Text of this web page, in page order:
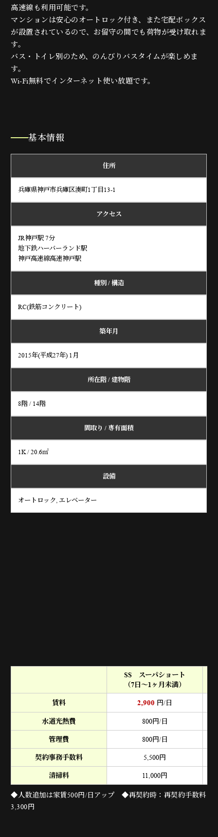
高速線も利用可能です。
マンションは安心のオートロック付き、また宅配ボックス
が設置されているので、お留守の間でも荷物が受け取れま
す。
バス・トイレ別のため、のんびりバスタイムが楽しめま
す。
Wi-Fi無料でインターネット使い放題です。
基本情報
住所
兵庫県神戸市兵庫区湊町1丁目13-1
アクセス
JR神戸駅 7分
地下鉄ハーバーランド駅
神戸高速線高速神戸駅
種別 / 構造
RC(鉄筋コンクリート)
築年月
2015年(平成27年) 1月
所在階 / 建物階
8階 / 14階
間取り / 専有面積
1K / 20.6㎡
設備
オートロック, エレベーター
SS スーパショート
（7日～1ヶ月未満）
賃料 2,900 円/日
水道光熱費 800円/日
管理費 800円/日
契約事務手数料 5,500円
清掃料 11,000円
◆人数追加は家賃500円/日アップ ◆再契約時：再契約手数料
3,300円